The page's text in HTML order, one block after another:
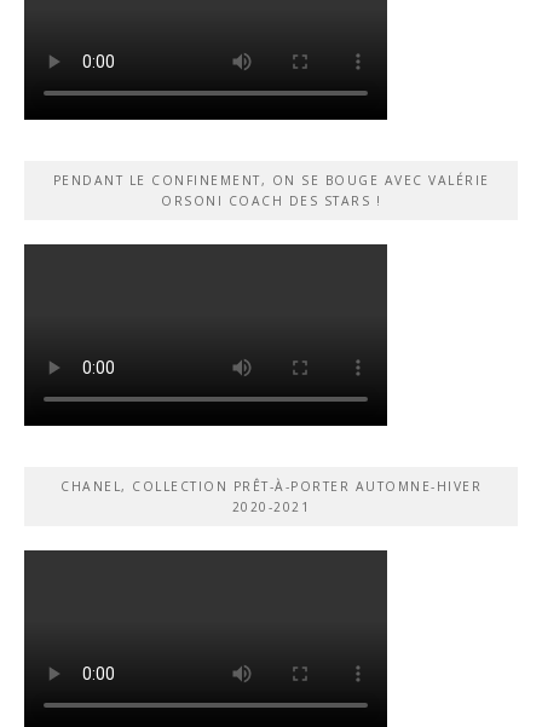
PENDANT LE CONFINEMENT, ON SE BOUGE AVEC VALÉRIE
ORSONI COACH DES STARS !
CHANEL, COLLECTION PRÊT-À-PORTER AUTOMNE-HIVER
2020-2021